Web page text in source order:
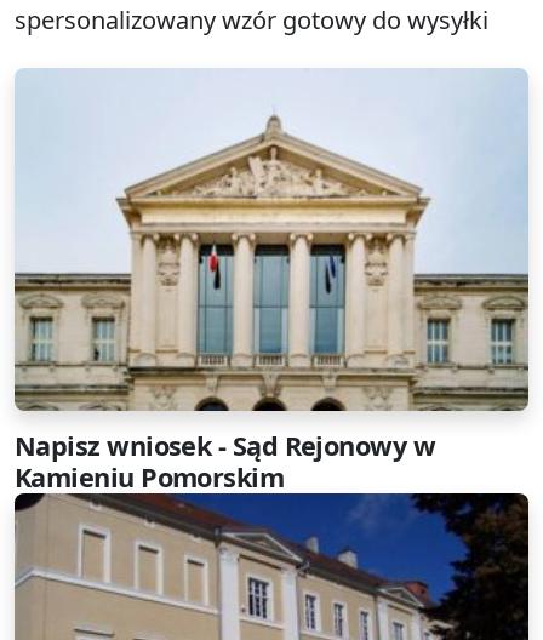
spersonalizowany wzór gotowy do wysyłki
Napisz wniosek - Sąd Rejonowy w
Kamieniu Pomorskim